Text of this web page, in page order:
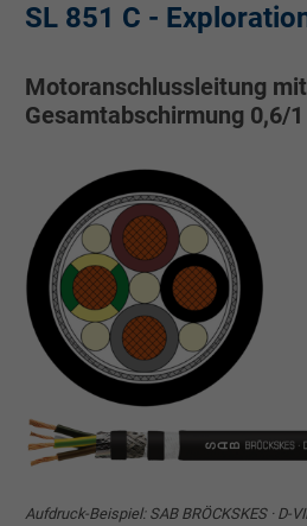
SL 851 C -
Motoranschlussleitung
Gesamtabschirmung 0,6/
Aufdruck-Beispiel: SAB BRÖCKSKES · D-